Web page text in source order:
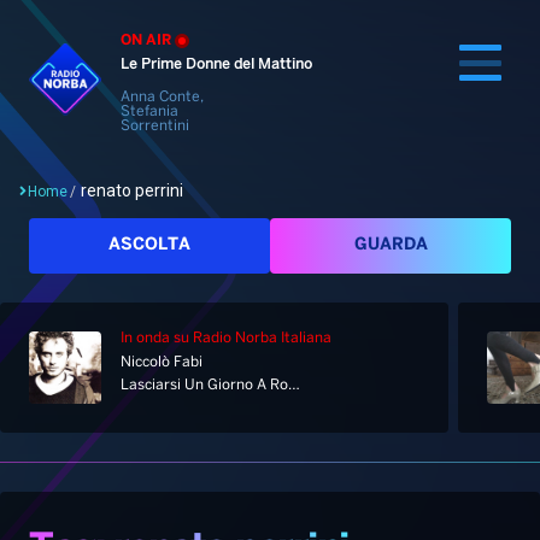
ON AIR
Le Prime Donne del Mattino
Anna Conte,
Stefania
Sorrentini
Home
Palinsesto
Notizie
Home/ renato perrini
ASCOLTA GUARDA
In onda su Radio Norba Italiana
Niccolò Fabi
Lasciarsi Un Giorno A Roma